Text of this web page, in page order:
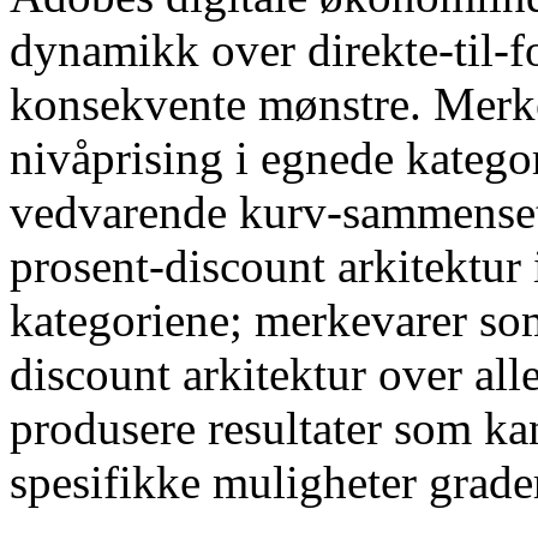
dynamikk over direkte-til-
konsekvente mønstre.
nivåprising i egnede
vedvarende kurv-
prosent-discount arkitektur
kategoriene; merkevarer
discount arkitektur over
produsere resultater som
spesifikke muligheter